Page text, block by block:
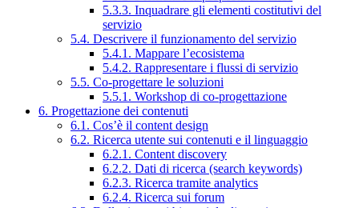
5.3.3. Inquadrare gli elementi costitutivi del
servizio
5.4. Descrivere il funzionamento del servizio
5.4.1. Mappare l’ecosistema
5.4.2. Rappresentare i flussi di servizio
5.5. Co-progettare le soluzioni
5.5.1. Workshop di co-progettazione
6. Progettazione dei contenuti
6.1. Cos’è il content design
6.2. Ricerca utente sui contenuti e il linguaggio
6.2.1. Content discovery
6.2.2. Dati di ricerca (search keywords)
6.2.3. Ricerca tramite analytics
6.2.4. Ricerca sui forum